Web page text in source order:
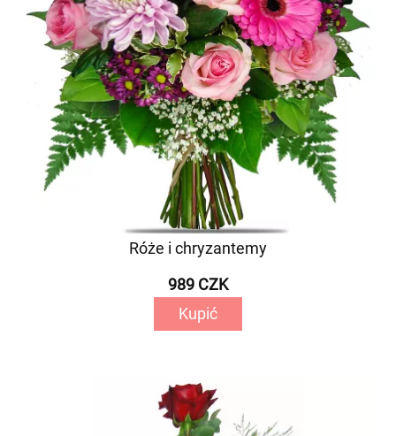
Róże i chryzantemy
989 CZK
Kupić